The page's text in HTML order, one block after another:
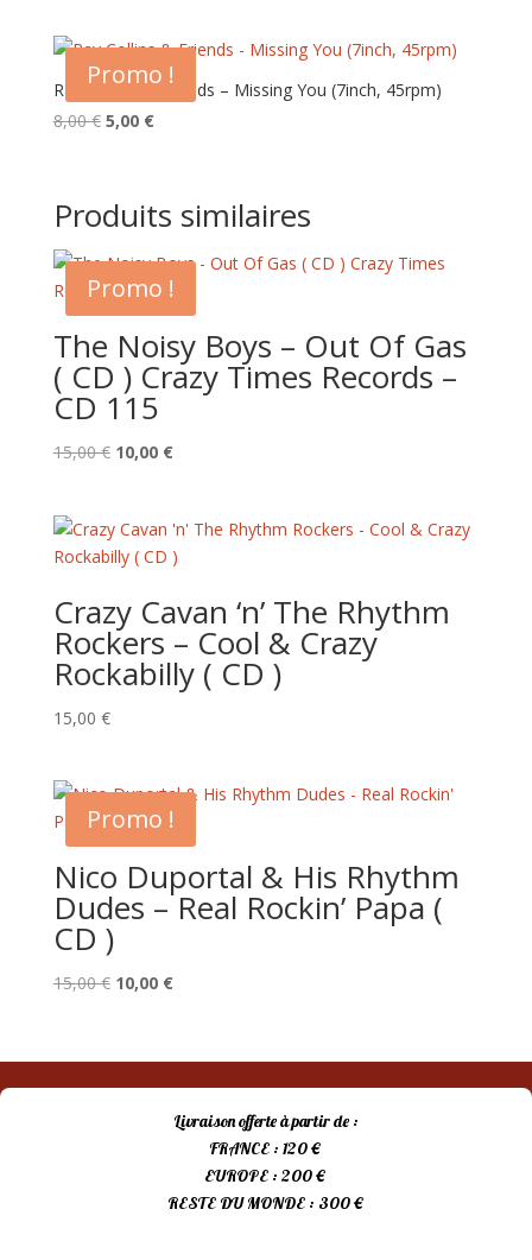
Promo !
Ray Collins & Friends – Missing You (7inch, 45rpm)
8,00€ Le
était :
8,00 €.
5,00 €Le
est :
5,00 €.
Produits similaires
Promo !
The Noisy Boys – Out Of Gas
( CD ) Crazy Times Records –
CD 115
15,00€ Le
était :
15,00 €.
10,00 €Le
est :
10,00 €.
Crazy Cavan ‘n’ The Rhythm
Rockers – Cool & Crazy
Rockabilly ( CD )
15,00 €
Promo !
Nico Duportal & His Rhythm
Dudes – Real Rockin’ Papa (
CD )
15,00€ Le
était :
15,00 €.
10,00 €Le
est :
10,00 €.
Livraison offerte à partir de :
FRANCE : 120 €
EUROPE : 200 €
RESTE DU MONDE : 300 €